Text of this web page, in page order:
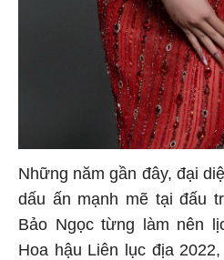
Những năm gần đây, đại
dấu ấn mạnh mẽ tại đấu
Bảo Ngọc từng làm nên
Hoa hậu Liên lục địa